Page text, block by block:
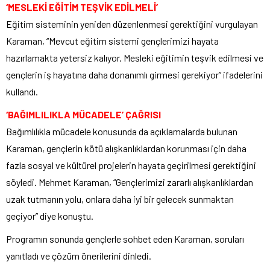
‘MESLEKİ EĞİTİM TEŞVİK EDİLMELİ’
Eğitim sisteminin yeniden düzenlenmesi gerektiğini vurgulayan
Karaman, “Mevcut eğitim sistemi gençlerimizi hayata
hazırlamakta yetersiz kalıyor. Mesleki eğitimin teşvik edilmesi ve
gençlerin iş hayatına daha donanımlı girmesi gerekiyor” ifadelerini
kullandı.
‘BAĞIMLILIKLA MÜCADELE’ ÇAĞRISI
Bağımlılıkla mücadele konusunda da açıklamalarda bulunan
Karaman, gençlerin kötü alışkanlıklardan korunması için daha
fazla sosyal ve kültürel projelerin hayata geçirilmesi gerektiğini
söyledi. Mehmet Karaman, “Gençlerimizi zararlı alışkanlıklardan
uzak tutmanın yolu, onlara daha iyi bir gelecek sunmaktan
geçiyor” diye konuştu.
Programın sonunda gençlerle sohbet eden Karaman, soruları
yanıtladı ve çözüm önerilerini dinledi.